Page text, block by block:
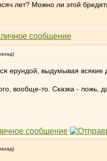
лет? Можно ли этой
ерундой, выдумывая
вообще-то. Сказка - ложь,